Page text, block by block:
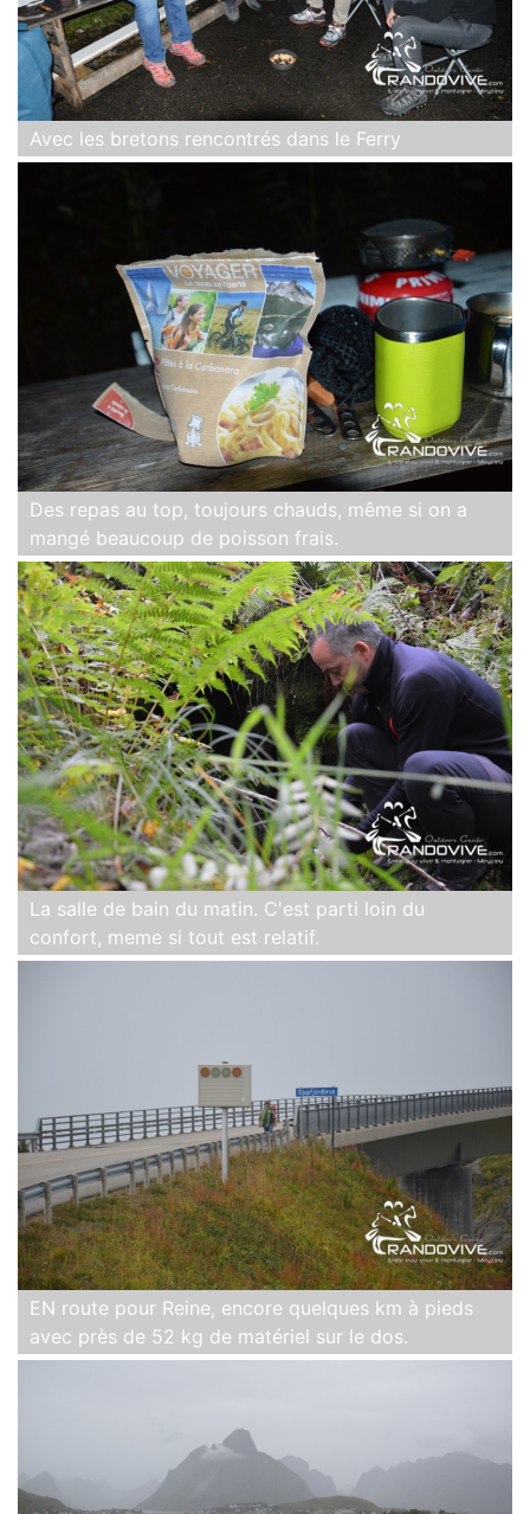
Avec les bretons rencontrés dans le Ferry
Des repas au top, toujours chauds, même si on a
mangé beaucoup de poisson frais.
La salle de bain du matin. C'est parti loin du
confort, meme si tout est relatif.
EN route pour Reine, encore quelques km à pieds
avec près de 52 kg de matériel sur le dos.